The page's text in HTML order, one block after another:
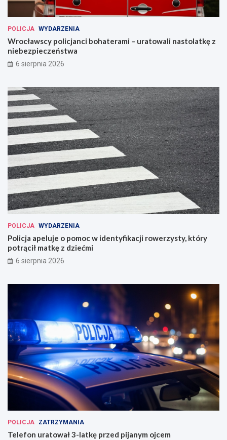
POLICJA WYDARZENIA
Wrocławscy policjanci bohaterami – uratowali nastolatkę z
niebezpieczeństwa
6 sierpnia 2026
POLICJA WYDARZENIA
Policja apeluje o pomoc w identyfikacji rowerzysty, który
potrącił matkę z dziećmi
6 sierpnia 2026
POLICJA ZATRZYMANIA
Telefon uratował 3-latkę przed pijanym ojcem